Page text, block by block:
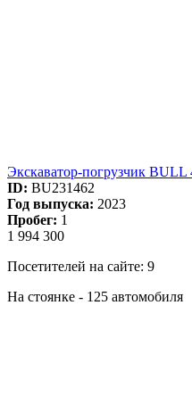
Экскаватор-погрузчик
ID: BU231462
Год выпуска: 2023
Пробег: 1
1 994 300
Посетителей на сайте: 9
На стоянке - 125 автомобиля